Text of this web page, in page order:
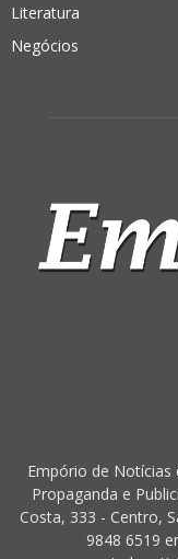
Literatura
Negócios
Empório de Notícias
Propaganda e
Costa, 333 - Centro,
9848 6519